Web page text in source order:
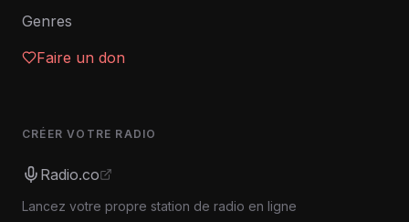
Genres
Faire un don
CRÉER VOTRE RADIO
Radio.co
Lancez votre propre station de radio en ligne